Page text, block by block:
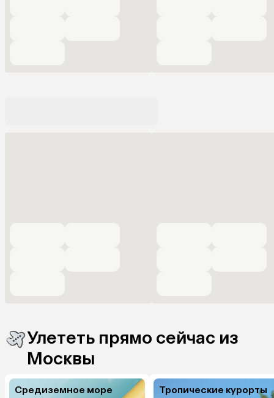
Улететь прямо сейчас из
Москвы
Средиземное море Тропические курорты